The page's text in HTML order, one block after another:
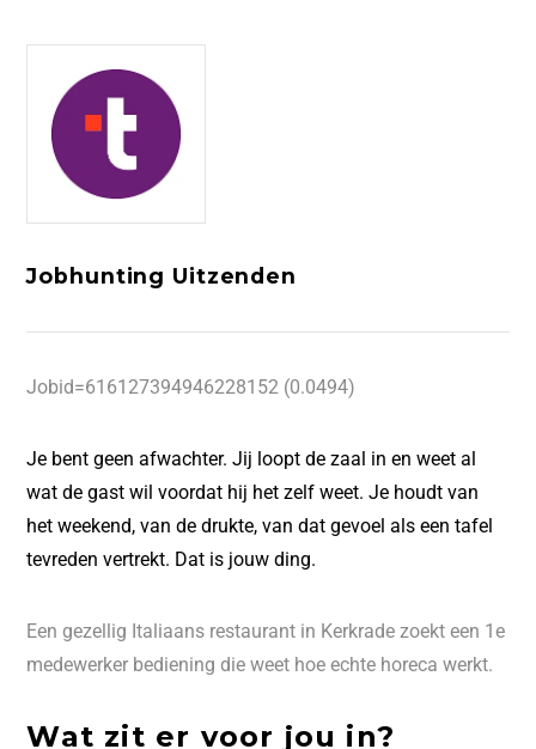
Jobhunting Uitzenden
Jobid=616127394946228152 (0.0494)
Je bent geen afwachter. Jij loopt de zaal in en weet al
wat de gast wil voordat hij het zelf weet. Je houdt van
het weekend, van de drukte, van dat gevoel als een tafel
tevreden vertrekt. Dat is jouw ding.
Een gezellig Italiaans restaurant in Kerkrade zoekt een 1e
medewerker bediening die weet hoe echte horeca werkt.
Wat zit er voor jou in?